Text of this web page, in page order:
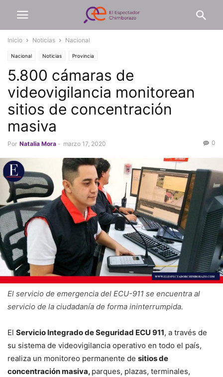
Inicio Noticias Nacional
Nacional Noticias Provincia
5.800 cámaras de
videovigilancia monitorean
sitios de concentración
masiva
Por Natalia Mora - marzo 17, 2020 0
El servicio de emergencia del ECU-911 se encuentra al
servicio de la ciudadanía de forma ininterrumpida.
El Servicio Integrado de Seguridad ECU 911, a través de
su sistema de videovigilancia operativo en todo el país,
realiza un monitoreo permanente de sitios de
concentración masiva, parques, plazas, terminales,